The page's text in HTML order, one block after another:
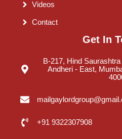
Videos
Contact
Get In
B-217, Hind
Andheri - East,
+91 9322307908